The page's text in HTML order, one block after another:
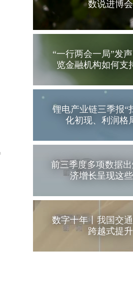
数说进博会
“一行两会一局”发
览金融机构如何
锂电产业链三季报“
化初现、利润格
前三季度多项数据
济增长呈现这
数字十年丨我国交
跨越式提升